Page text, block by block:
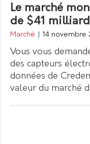
Le marché
de $41
Marché 14 novembre
Vous vous
des capteurs
données de
valeur du marché